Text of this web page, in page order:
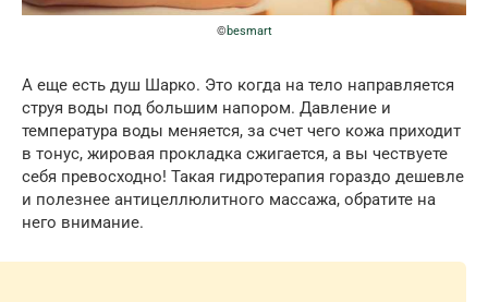
©besmart
А еще есть душ Шарко. Это когда на тело направляется
струя воды под большим напором. Давление и
температура воды меняется, за счет чего кожа приходит
в тонус, жировая прокладка сжигается, а вы чествуете
себя превосходно! Такая гидротерапия гораздо дешевле
и полезнее антицеллюлитного массажа, обратите на
него внимание.